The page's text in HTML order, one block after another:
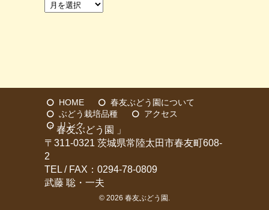
ア
HOME
春友ぶどう園について
ぶどう栽培品種
アクセス
リンク
「 春友ぶどう園 」
〒311-0321 茨城県常陸太田市春友町608-
2
TEL / FAX：0294-78-0809
武藤 聡・一夫
© 2026 春友ぶどう園